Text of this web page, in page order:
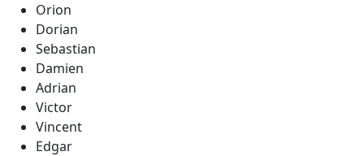
Orion
Dorian
Sebastian
Damien
Adrian
Victor
Vincent
Edgar